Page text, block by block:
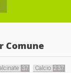
Comune
37 Calcio 237